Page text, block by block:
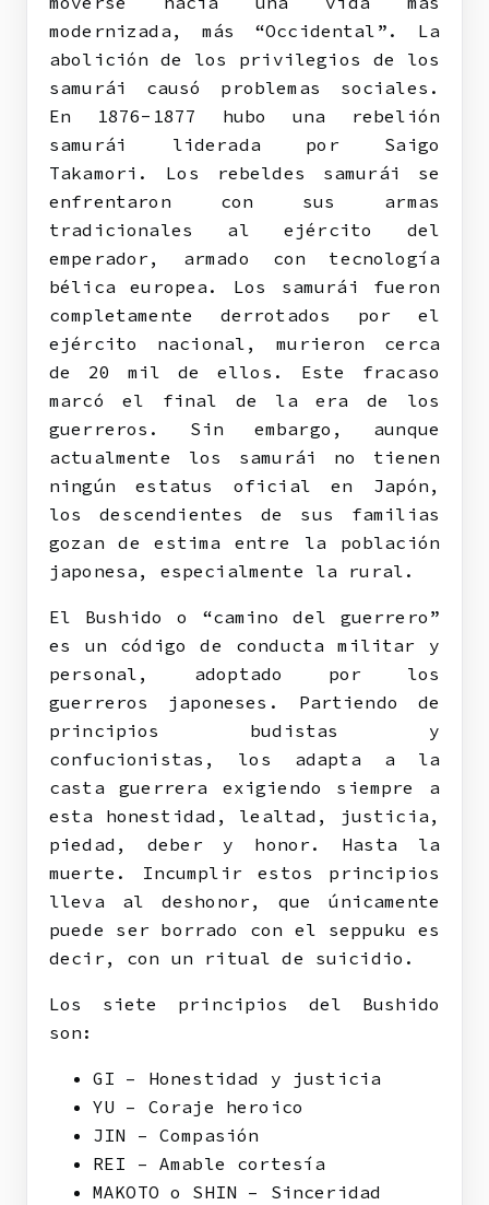
modernizada, más “Occidental”. La
abolición de los privilegios de los
samurái causó problemas sociales.
En 1876-1877 hubo una rebelión
samurái liderada por Saigo
Takamori. Los rebeldes samurái se
enfrentaron con sus armas
tradicionales al ejército del
emperador, armado con tecnología
bélica europea. Los samurái fueron
completamente derrotados por el
ejército nacional, murieron cerca
de 20 mil de ellos. Este fracaso
marcó el final de la era de los
guerreros. Sin embargo, aunque
actualmente los samurái no tienen
ningún estatus oficial en Japón,
los descendientes de sus familias
gozan de estima entre la población
japonesa, especialmente la rural.
El Bushido o “camino del guerrero”
es un código de conducta militar y
personal, adoptado por los
guerreros japoneses. Partiendo de
principios budistas y
confucionistas, los adapta a la
casta guerrera exigiendo siempre a
esta honestidad, lealtad, justicia,
piedad, deber y honor. Hasta la
muerte. Incumplir estos principios
lleva al deshonor, que únicamente
puede ser borrado con el seppuku es
decir, con un ritual de suicidio.
Los siete principios del Bushido
son:
GI – Honestidad y justicia
YU – Coraje heroico
JIN – Compasión
REI – Amable cortesía
MAKOTO o SHIN – Sinceridad